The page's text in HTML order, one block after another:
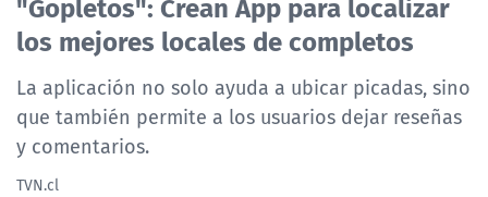
CASTING TVN VERTICAL
TVN VERTICAL
TVN PLAY
los mejores locales de completos
La aplicación no solo ayuda a ubicar picadas, sino
que también permite a los usuarios dejar reseñas
y comentarios.
TVN.cl